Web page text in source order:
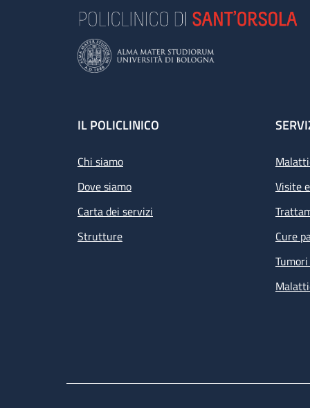
Footer
IL POLICLINICO
Chi siamo
Dove siamo
Carta dei servizi
Strutture
Visite
Cure